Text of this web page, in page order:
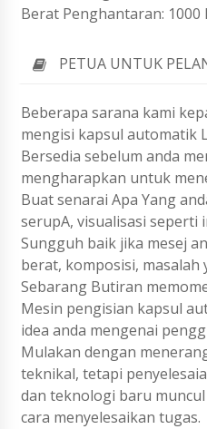
Berat Penghantaran: 1000
PETUA UNTUK
Beberapa sarana kami
mengisi kapsul automatik
Bersedia sebelum anda
mengharapkan untuk
Buat senarai Apa Yang
serupA, visualisasi seperti
Sungguh baik jika mesej
berat, komposisi,
Sebarang Butiran
Mesin pengisian kapsul
idea anda mengenai
Mulakan dengan
teknikal, tetapi
dan teknologi baru
cara menyelesaikan tugas.